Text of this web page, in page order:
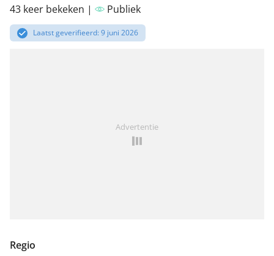
43 keer bekeken | Publiek
Laatst geverifieerd: 9 juni 2026
Advertentie
Regio